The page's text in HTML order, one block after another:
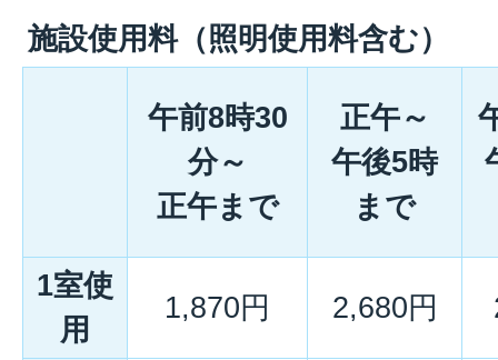
施設使用料（照明使用料含む）
午前8時30
分～
正午まで
正午～
午後5時
まで
1室使
用
1,870円 2,680円